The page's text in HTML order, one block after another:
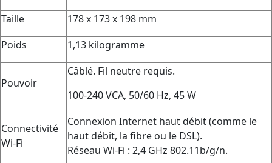
Taille
178 x 173 x 198 mm
Poids
1,13 kilogramme
Pouvoir
Câblé. Fil neutre requis.
100-240 VCA, 50/60 Hz, 45 W
Connectivité
Wi-Fi
Connexion Internet haut débit (comme le
haut débit, la fibre ou le DSL).
Réseau Wi-Fi : 2,4 GHz 802.11b/g/n.